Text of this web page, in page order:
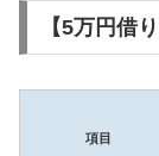
【5万円借
項目